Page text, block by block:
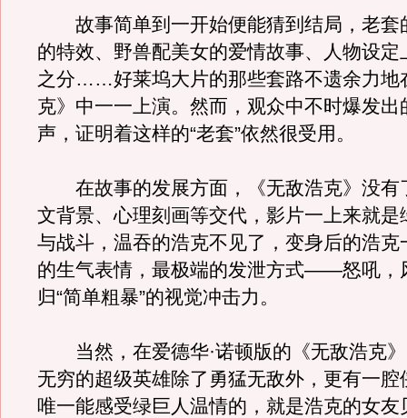
故事简单到一开始便能猜到结局，老套
的特效、野兽配美女的爱情故事、人物设定
之分……好莱坞大片的那些套路不遗余力地
克》中一一上演。然而，观众中不时爆发出
声，证明着这样的“老套”依然很受用。
在故事的发展方面，《无敌浩克》没有
文背景、心理刻画等交代，影片一上来就是
与战斗，温吞的浩克不见了，变身后的浩克
的生气表情，最极端的发泄方式——怒吼，
归“简单粗暴”的视觉冲击力。
当然，在爱德华·诺顿版的《无敌浩克》
无穷的超级英雄除了勇猛无敌外，更有一腔
唯一能感受绿巨人温情的，就是浩克的女友